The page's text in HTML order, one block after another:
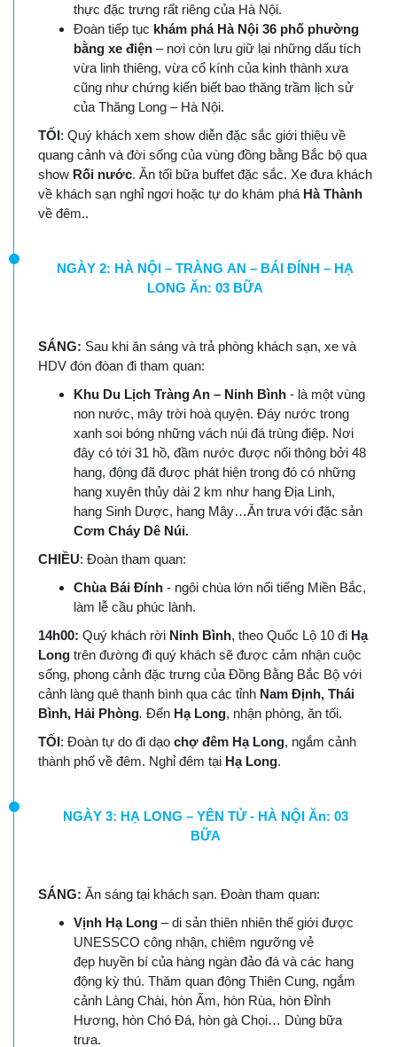
thực đặc trưng rất riêng của Hà Nội.
Đoàn tiếp tục khám phá Hà Nội 36 phố phường
bằng xe điện– nơi còn lưu giữ lại những dấu tích
vừa linh thiêng, vừa cổ kính của kinh thành xưa
cũng như chứng kiến biết bao thăng trầm lịch sử
của Thăng Long – Hà Nội.
TỐI: Quý khách xem show diễn đặc sắc giới thiệu về
quang cảnh và đời sống của vùng đồng bằng Bắc bộ qua
show Rối nước. Ăn tối bữa buffet đặc sắc. Xe đưa khách
về khách sạn nghỉ ngơi hoặc tự do khám phá Hà Thành
về đêm..
NGÀY 2: HÀ NỘI – TRÀNG AN – BÁI ĐÍNH – HẠ
LONG Ăn: 03 BỮA
SÁNG: Sau khi ăn sáng và trả phòng khách sạn, xe và
HDV đón đòan đi tham quan:
Khu Du Lịch Tràng An – Ninh Bình- là một vùng
non nước, mây trời hoà quyện. Đáy nước trong
xanh soi bóng những vách núi đá trùng điệp. Nơi
đây có tới 31 hồ, đầm nước được nối thông bởi 48
hang, động đã được phát hiện trong đó có những
hang xuyên thủy dài 2 km như hang Địa Linh,
hang Sinh Dược, hang Mây…Ăn trưa với đặc sản
Cơm Cháy Dê Núi.
CHIỀU: Đoàn tham quan:
Chùa Bái Đính- ngôi chùa lớn nổi tiếng Miền Bắc,
làm lễ cầu phúc lành.
14h00: Quý khách rời Ninh Bình, theo Quốc Lộ 10 đi Hạ
Longtrên đường đi quý khách sẽ được cảm nhận cuộc
sống, phong cảnh đặc trưng của Đồng Bằng Bắc Bộ với
cảnh làng quê thanh bình qua các tỉnh Nam Định, Thái
Bình, Hải Phòng. Đến Hạ Long, nhận phòng, ăn tối.
TỐI: Đoàn tự do đi dạo chợ đêm Hạ Long, ngắm cảnh
thành phố về đêm. Nghỉ đêm tại Hạ Long.
NGÀY 3: HẠ LONG – YÊN TỬ - HÀ NỘI Ăn: 03
BỮA
SÁNG: Ăn sáng tại khách sạn. Đoàn tham quan:
Vịnh Hạ Long– di sản thiên nhiên thế giới được
UNESSCO công nhận, chiêm ngưỡng vẻ
đẹp huyền bí của hàng ngàn đảo đá và các hang
động kỳ thú. Thăm quan động Thiên Cung, ngắm
cảnh Làng Chài, hòn Ấm, hòn Rùa, hòn Đỉnh
Hương, hòn Chó Đá, hòn gà Chọi… Dùng bữa
trưa.